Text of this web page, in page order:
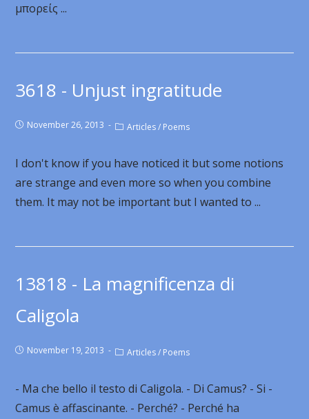
μπορείς ...
3618 - Unjust ingratitude
November 26, 2013 Articles / Poems
I don't know if you have noticed it but some notions
are strange and even more so when you combine
them. It may not be important but I wanted to ...
13818 - La magnificenza di
Caligola
November 19, 2013 Articles / Poems
- Ma che bello il testo di Caligola. - Di Camus? - Si -
Camus è affascinante. - Perché? - Perché ha